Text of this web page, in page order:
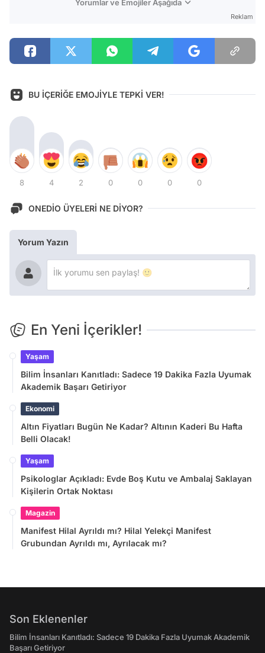
Yorumlar ve Emojiler Aşağıda
Reklam
BU İÇERİĞE EMOJİYLE TEPKİ VER!
8 4 2 0 0 0 0
ONEDİO ÜYELERİ NE DİYOR?
Yorum Yazın
En Yeni İçerikler!
Yaşam
Bilim İnsanları Kanıtladı: Sadece 19 Dakika Fazla Uyumak
Akademik Başarı Getiriyor
Ekonomi
Altın Fiyatları Bugün Ne Kadar? Altının Kaderi Bu Hafta
Belli Olacak!
Yaşam
Psikologlar Açıkladı: Evde Boş Kutu ve Ambalaj Saklayan
Kişilerin Ortak Noktası
Magazin
Manifest Hilal Ayrıldı mı? Hilal Yelekçi Manifest
Grubundan Ayrıldı mı, Ayrılacak mı?
Son Eklenenler
Bilim İnsanları Kanıtladı: Sadece 19 Dakika Fazla Uyumak Akademik
Başarı Getiriyor